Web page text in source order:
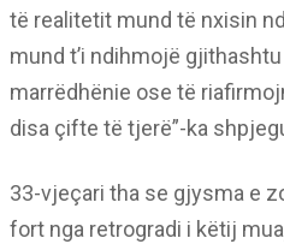
të realitetit mund të nxisin
mund t’i ndihmojë
marrëdhënie ose të
disa çifte të tjerë”-ka
33-vjeçari tha se gjysma e
fort nga retrogradi i këtij